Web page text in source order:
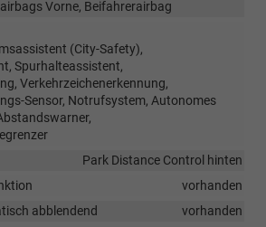
Vorne, Beifahrerairbag
(City-Safety),
Spurhalteassistent,
Verkehrzeichenerkennung,
Sensor, Notrufsystem, Autonomes
Park Distance Control hinten
vorhanden
abblendend
vorhanden